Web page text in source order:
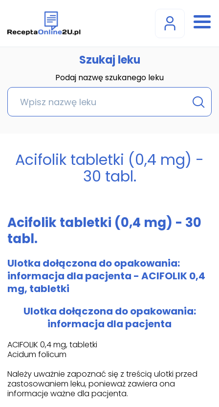
Szukaj leku
Podaj nazwę szukanego leku
Acifolik tabletki (0,4 mg) -
30 tabl.
Acifolik tabletki (0,4 mg) - 30
tabl.
Ulotka dołączona do opakowania:
informacja dla pacjenta - ACIFOLIK 0,4
mg, tabletki
Ulotka dołączona do opakowania:
informacja dla pacjenta
ACIFOLIK 0,4 mg, tabletki
Acidum folicum
Należy uważnie zapoznać się z treścią ulotki przed
zastosowaniem leku, ponieważ zawiera ona
informacje ważne dla pacjenta.